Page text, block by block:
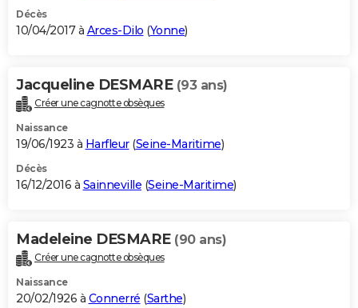
Décès
10/04/2017 à Arces-Dilo (Yonne)
Jacqueline DESMARE (93 ans)
Créer une cagnotte obsèques
Naissance
19/06/1923 à Harfleur(Seine-Maritime)
Décès
16/12/2016 à Sainneville (Seine-Maritime)
Madeleine DESMARE (90 ans)
Créer une cagnotte obsèques
Naissance
20/02/1926 à Connerré (Sarthe)